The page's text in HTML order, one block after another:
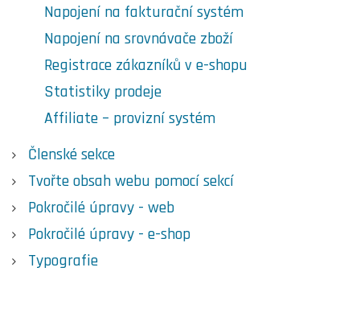
Napojení na fakturační systém
Napojení na srovnávače zboží
Registrace zákazníků v e-shopu
Statistiky prodeje
Affiliate – provizní systém
Členské sekce
Tvořte obsah webu pomocí sekcí
Pokročilé úpravy - web
Pokročilé úpravy - e-shop
Typografie